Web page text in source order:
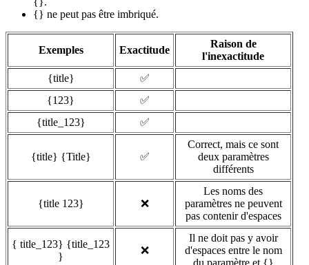
{} ne peut pas être imbriqué.
Exemples Exactitude
Raison de
l'inexactitude
{title}
✅
{123}
✅
{title_123}
✅
{title} {Title} ✅
Correct, mais ce sont
deux paramètres
différents
{title 123} ❌
Les noms des
paramètres ne peuvent
pas contenir d'espaces
{ title_123} {title_123
}
❌
Il ne doit pas y avoir
d'espaces entre le nom
du paramètre et {}